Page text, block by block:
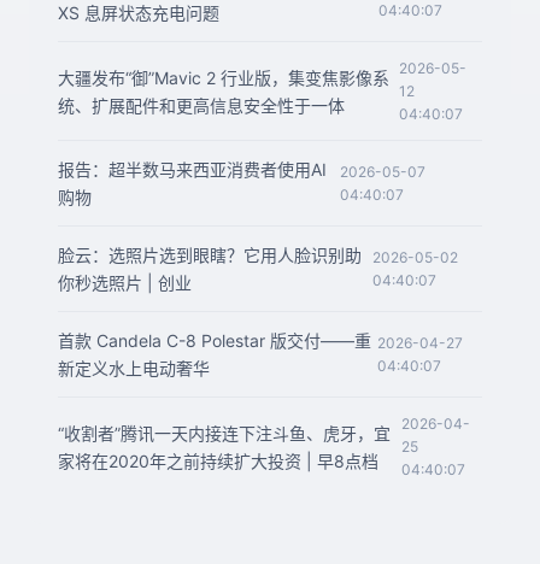
XS 息屏状态充电问题
04:40:07
大疆发布“御”Mavic 2 行业版，集变焦影像系
统、扩展配件和更高信息安全性于一体
2026-05-
12
04:40:07
报告：超半数马来西亚消费者使用AI
购物
2026-05-07
04:40:07
脸云：选照片选到眼瞎？它用人脸识别助
你秒选照片 | 创业
2026-05-02
04:40:07
首款 Candela C-8 Polestar 版交付——重
新定义水上电动奢华
2026-04-27
04:40:07
“收割者”腾讯一天内接连下注斗鱼、虎牙，宜
家将在2020年之前持续扩大投资 | 早8点档
2026-04-
25
04:40:07